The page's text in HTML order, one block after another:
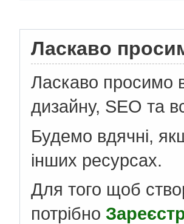
Ласкаво
Ласкаво просимо
дизайну, SEO та
Будемо вдячні,
інших ресурсах.
Для того щоб
потрібно